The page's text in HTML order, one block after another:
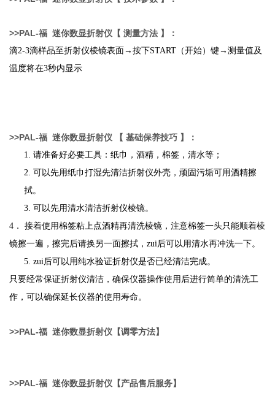
>>PAL-福 迷你数显折射仪 【 测量方法 】：
滴2-3滴样品至折射仪棱镜表面→按下START（开始）键→测量值及
温度将在3秒内显示
>>PAL-福 迷你数显折射仪 【 基础保养技巧 】：
1.
请准备好必要工具：纸巾，酒精，棉签，清水等；
2.
可以先用纸巾打湿先清洁折射仪外壳，顽固污垢可用酒精擦
拭。
3. 可以先用清水清洁折射仪棱镜。
4 ． 接着使用棉签粘上点酒精再清洗棱镜，注意棉签一头只能顺着棱
镜擦一遍，擦完后请换另一面擦拭，zui后可以用清水再冲洗一下。
5. zui后可以用纯水验证折射仪是否已经清洁完成。
只要经常保证折射仪清洁，确保仪器操作使用后进行简单的清洗工
作，可以确保延长仪器的使用寿命。
>>PAL-福 迷你数显折射仪 【调零方法】
>>PAL-福 迷你数显折射仪 【产品售后服务】